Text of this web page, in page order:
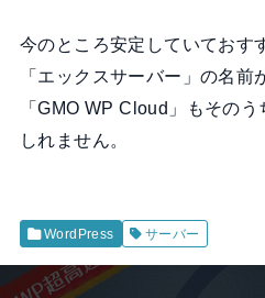
今のところ安定していておす
「エックスサーバー」の名
「GMO WP Cloud」もその
しれません。
WordPress サーバー